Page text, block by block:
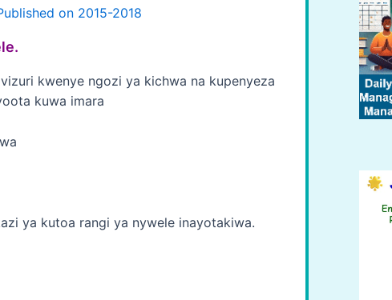
kwenye ngozi ya kichwa na kupenyeza
kuwa imara
ya kutoa rangi ya nywele inayotakiwa.